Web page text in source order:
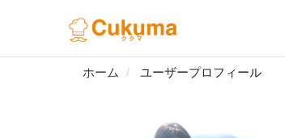
ホーム ユーザープロフィール